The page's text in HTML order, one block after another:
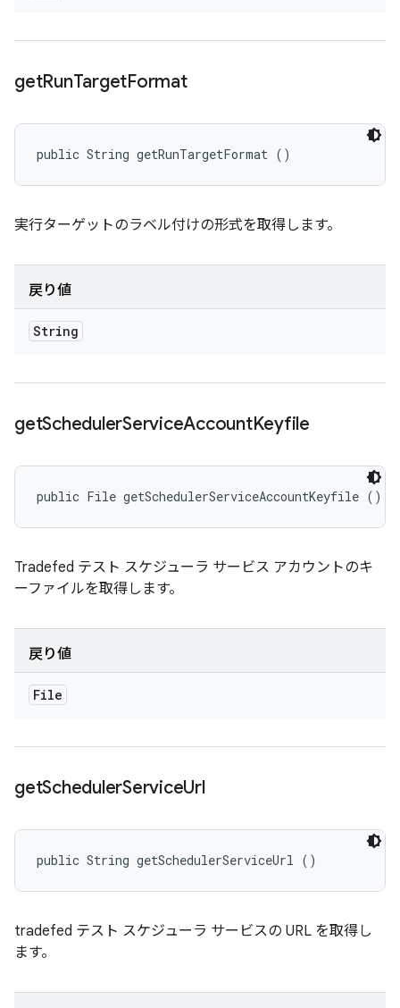
getRunTargetFormat
public String getRunTargetFormat ()
実行ターゲットのラベル付けの形式を取得します。
戻り値
String
getSchedulerServiceAccountKeyfile
public File getSchedulerServiceAccountKeyfile ()
Tradefed テスト スケジューラ サービス アカウントのキ
ーファイルを取得します。
戻り値
File
getSchedulerServiceUrl
public String getSchedulerServiceUrl ()
tradefed テスト スケジューラ サービスの URL を取得し
ます。